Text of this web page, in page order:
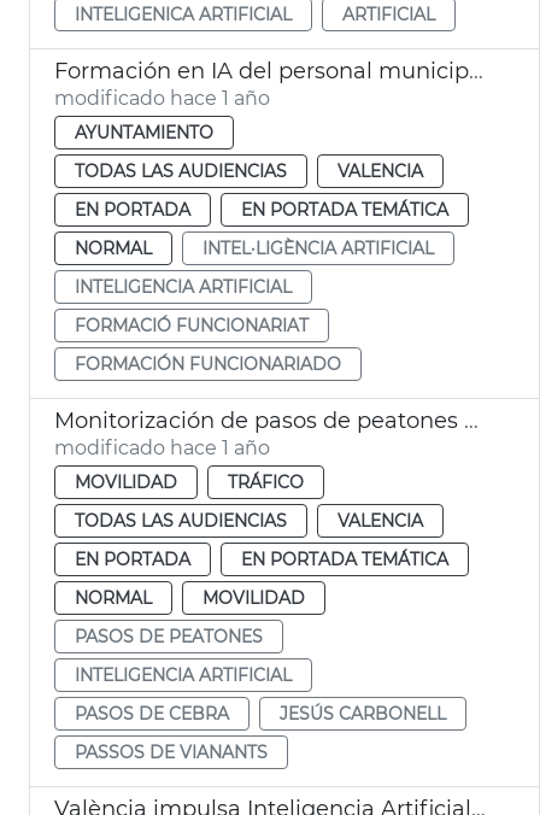
INTELIGENICA ARTIFICIAL
ARTIFICIAL
Formación en IA del personal municipal València
modificado hace 1 año
AYUNTAMIENTO
TODAS LAS AUDIENCIAS
VALENCIA
EN PORTADA
EN PORTADA TEMÁTICA
NORMAL
INTEL·LIGÈNCIA ARTIFICIAL
INTELIGENCIA ARTIFICIAL
FORMACIÓ FUNCIONARIAT
FORMACIÓN FUNCIONARIADO
Monitorización de pasos de peatones mediante inteligencia artificial en València
modificado hace 1 año
MOVILIDAD
TRÁFICO
TODAS LAS AUDIENCIAS
VALENCIA
EN PORTADA
EN PORTADA TEMÁTICA
NORMAL
MOVILIDAD
PASOS DE PEATONES
INTELIGENCIA ARTIFICIAL
PASOS DE CEBRA
JESÚS CARBONELL
PASSOS DE VIANANTS
València impulsa Inteligencia Artificial en prevención de catástrofes naturales